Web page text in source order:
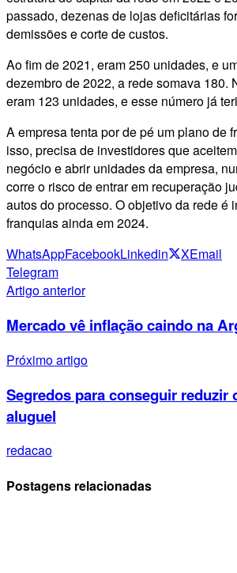
passado, dezenas de lojas deficitárias
demissões e corte de custos.
Ao fim de 2021, eram 250 unidades, e
dezembro de 2022, a rede somava 180.
eram 123 unidades, e esse número já
A empresa tenta por de pé um plano de
isso, precisa de investidores que
negócio e abrir unidades da empresa,
corre o risco de entrar em recuperação
autos do processo. O objetivo da rede é
franquias ainda em 2024.
WhatsAppFacebookLinkedin XEmail
Telegram
Artigo anterior
Mercado vê inflação caindo na
Próximo artigo
Segredos para conseguir reduzir
aluguel
redacao
Postagens relacionadas